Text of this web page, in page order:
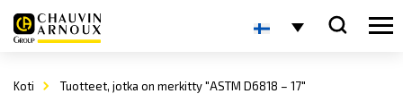
Koti Tuotteet, jotka on merkitty "ASTM D6818 – 17"